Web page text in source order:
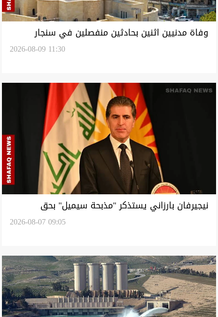
وفاة مدنيين اثنين بحادثين منفصلين في سنجار
2026-08-09 11:30
نيجيرفان بارزاني يستذكر "مذبحة سيميل" بحق
الآشوريين: كوردستان ستظل بلداً مشتركاً للجميع
2026-08-07 09:05